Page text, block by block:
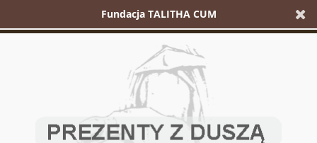
Fundacja TALITHA CUM